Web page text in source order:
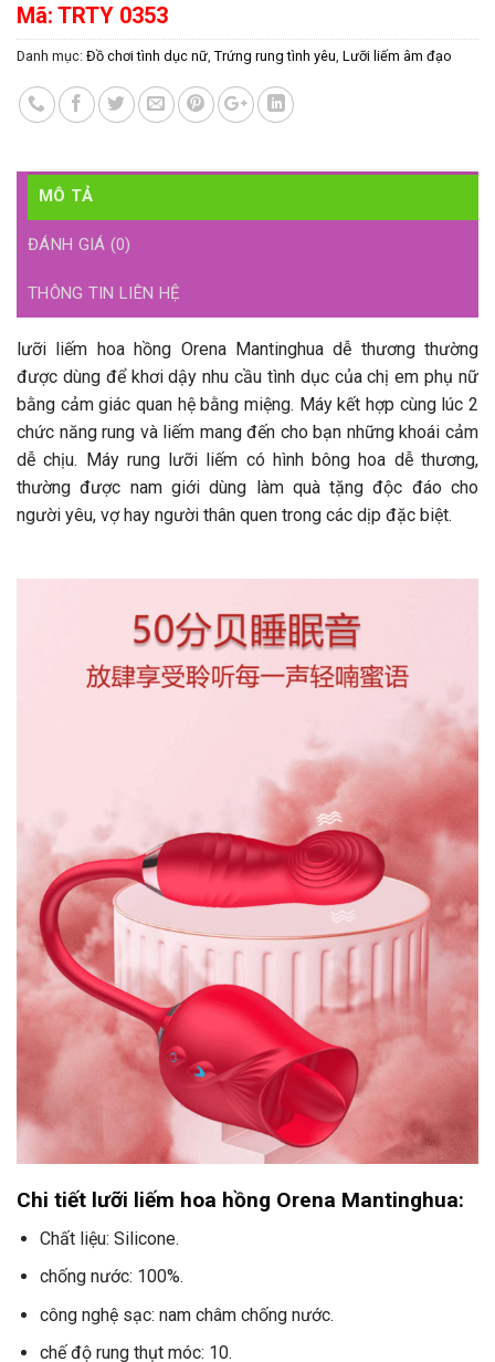
Mã: TRTY 0353
Danh mục: Đồ chơi tình dục nữ Trứng rung tình yêu Lưỡi liếm âm đạo
MÔ TẢ
ĐÁNH GIÁ (0)
THÔNG TIN LIÊN HỆ
lưỡi liếm hoa hồng Orena Mantinghua dễ thương thường
được dùng để khơi dậy nhu cầu tình dục của chị em phụ nữ
bằng cảm giác quan hệ bằng miệng. Máy kết hợp cùng lúc 2
chức năng rung và liếm mang đến cho bạn những khoái cảm
dễ chịu. Máy rung lưỡi liếm có hình bông hoa dễ thương,
thường được nam giới dùng làm quà tặng độc đáo cho
người yêu, vợ hay người thân quen trong các dịp đặc biệt.
Chi tiết lưỡi liếm hoa hồng Orena Mantinghua:
Chất liệu: Silicone.
chống nước: 100%.
công nghệ sạc: nam châm chống nước.
chế độ rung thụt móc: 10.